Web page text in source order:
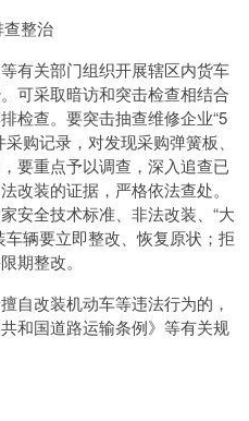
整治
有关部门组织开展辖区内货车
可采取暗访和突击检查相结合
检查。要突击抽查维修企业“5
购记录，对发现采购弹簧板、
要重点予以调查，深入追查已
改装的证据，严格依法查处。
安全技术标准、非法改装、“大
辆要立即整改、恢复原状；拒
期整改。
自改装机动车等违法行为的，
和国道路运输条例》等有关规